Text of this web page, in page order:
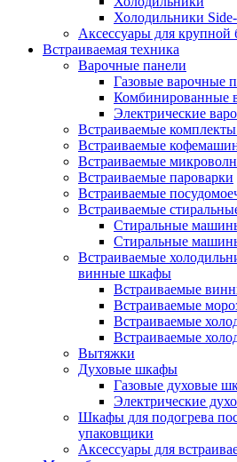
Холодильники
Аксессуары для крупной
Встраиваемая техника
Варочные панели
Газовые варочные
Комбинированные
Электрические
Встраиваемые
Встраиваемые
Встраиваемые
Встраиваемые пароварки
Встраиваемые
Встраиваемые
Стиральные
Стиральные
Встраиваемые
винные шкафы
Встраиваемые
Встраиваемые
Встраиваемые
Встраиваемые
Вытяжки
Духовые шкафы
Газовые духовые
Электрические
Шкафы для подогрева
упаковщики
Аксессуары для